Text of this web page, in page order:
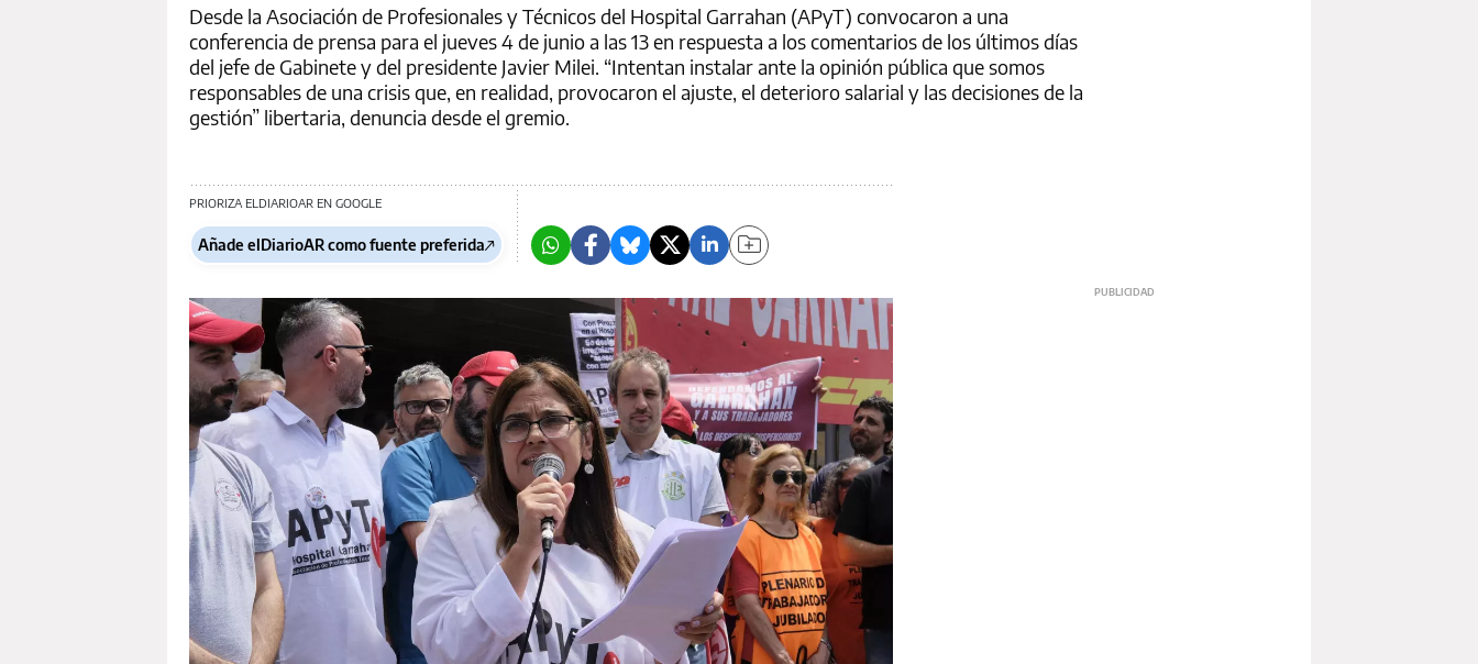
Desde la Asociación de Profesionales y Técnicos del Hospital Garrahan (APyT) convocaron a una
conferencia de prensa para el jueves 4 de junio a las 13 en respuesta a los comentarios de los últimos días
del jefe de Gabinete y del presidente Javier Milei. “Intentan instalar ante la opinión pública que somos
responsables de una crisis que, en realidad, provocaron el ajuste, el deterioro salarial y las decisiones de la
gestión” libertaria, denuncia desde el gremio.
PRIORIZA ELDIARIOAR EN GOOGLE
Añade elDiarioAR como fuente preferida